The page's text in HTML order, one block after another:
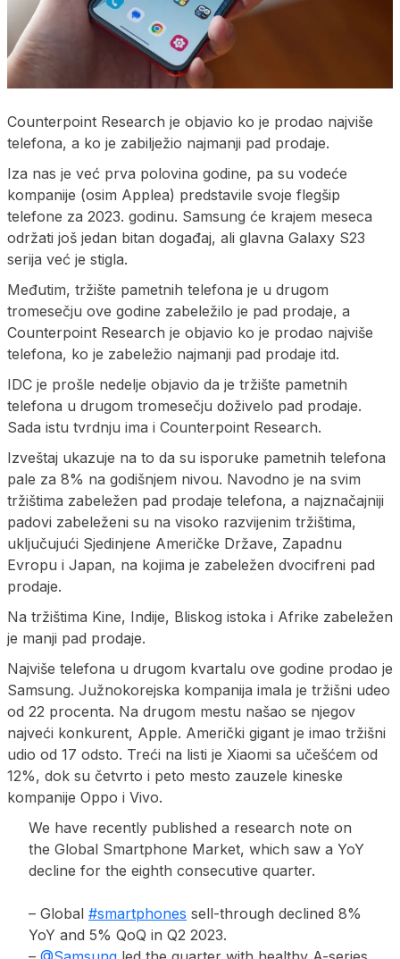
Counterpoint Research je objavio ko je prodao najviše
telefona, a ko je zabilježio najmanji pad prodaje.
Iza nas je već prva polovina godine, pa su vodeće
kompanije (osim Applea) predstavile svoje flegšip
telefone za 2023. godinu. Samsung će krajem meseca
održati još jedan bitan događaj, ali glavna Galaxy S23
serija već je stigla.
Međutim, tržište pametnih telefona je u drugom
tromesečju ove godine zabeležilo je pad prodaje, a
Counterpoint Research je objavio ko je prodao najviše
telefona, ko je zabeležio najmanji pad prodaje itd.
IDC je prošle nedelje objavio da je tržište pametnih
telefona u drugom tromesečju doživelo pad prodaje.
Sada istu tvrdnju ima i Counterpoint Research.
Izveštaj ukazuje na to da su isporuke pametnih telefona
pale za 8% na godišnjem nivou. Navodno je na svim
tržištima zabeležen pad prodaje telefona, a najznačajniji
padovi zabeleženi su na visoko razvijenim tržištima,
uključujući Sjedinjene Američke Države, Zapadnu
Evropu i Japan, na kojima je zabeležen dvocifreni pad
prodaje.
Na tržištima Kine, Indije, Bliskog istoka i Afrike zabeležen
je manji pad prodaje.
Najviše telefona u drugom kvartalu ove godine prodao je
Samsung. Južnokorejska kompanija imala je tržišni udeo
od 22 procenta. Na drugom mestu našao se njegov
najveći konkurent, Apple. Američki gigant je imao tržišni
udio od 17 odsto. Treći na listi je Xiaomi sa učešćem od
12%, dok su četvrto i peto mesto zauzele kineske
kompanije Oppo i Vivo.
We have recently published a research note on
the Global Smartphone Market, which saw a YoY
decline for the eighth consecutive quarter.
– Global #smartphones sell-through declined 8%
YoY and 5% QoQ in Q2 2023.